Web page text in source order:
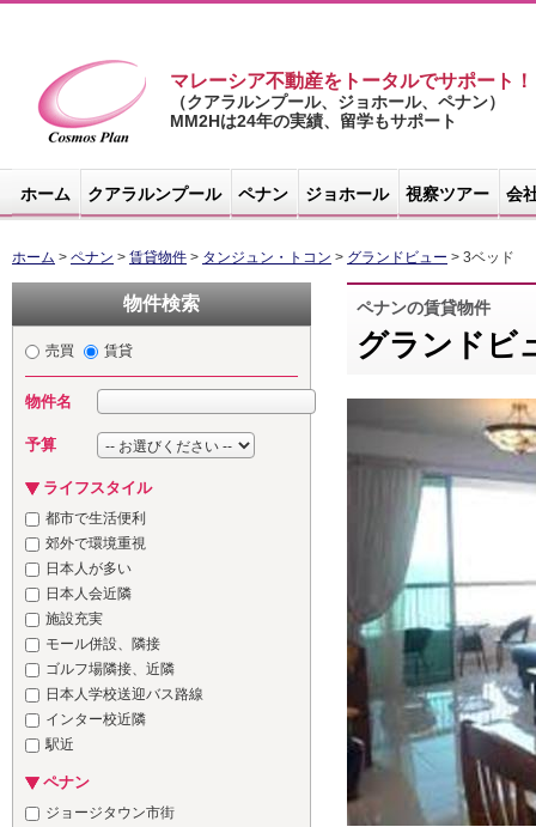
コスモスプラ
マレーシア不動産をトータルでサポート！
（クアラルンプール、ジョホール、ペナン）
MM2Hは24年の実績、留学もサポート
ホーム クアラルンプール ペナン ジョホール 視察ツアー 会
ホーム > ペナン > 賃貸物件 > タンジュン・トコン > グランドビュー > 3ベッド
物件検索
売買 賃貸
物件名
予算
ライフスタイル
都市で生活便利
郊外で環境重視
日本人が多い
日本人会近隣
施設充実
モール併設、隣接
ゴルフ場隣接、近隣
日本人学校送迎バス路線
インター校近隣
駅近
ペナン
ジョージタウン市街
ペナンの賃貸物件
グランドビ